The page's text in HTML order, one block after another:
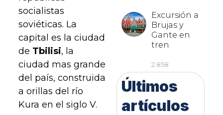
socialistas
soviéticas. La
capital es la ciudad
de Tbilisi, la
ciudad mas grande
del país, construida
a orillas del río
Kura en el siglo V.
Últimos
artículos